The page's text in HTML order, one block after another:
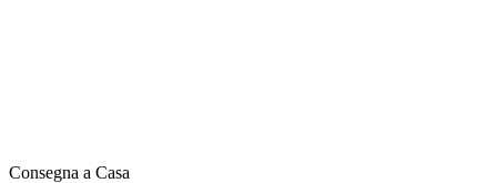
Consegna a Casa